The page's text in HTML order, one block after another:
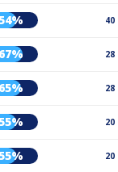
40
67% 28
65% 28
20
20